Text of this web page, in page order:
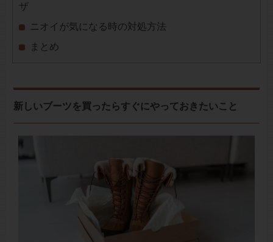
ザ
ニオイが気になる時の対処方法
まとめ
新しいブーツを買ったらすぐにやっておきたいこと